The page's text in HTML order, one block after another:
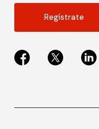
Regístrate